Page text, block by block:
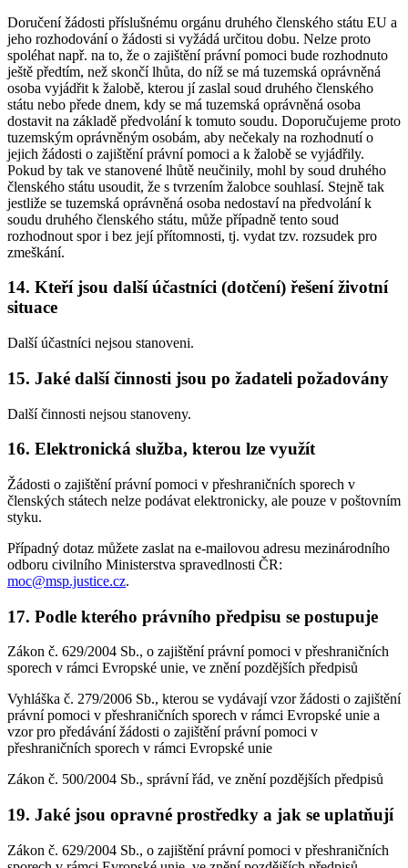
Doručení žádosti příslušnému orgánu druhého členského státu EU a
jeho rozhodování o žádosti si vyžádá určitou dobu. Nelze proto
spoléhat např. na to, že o zajištění právní pomoci bude rozhodnuto
ještě předtím, než skončí lhůta, do níž se má tuzemská oprávněná
osoba vyjádřit k žalobě, kterou jí zaslal soud druhého členského
státu nebo přede dnem, kdy se má tuzemská oprávněná osoba
dostavit na základě předvolání k tomuto soudu. Doporučujeme proto
tuzemským oprávněným osobám, aby nečekaly na rozhodnutí o
jejich žádosti o zajištění právní pomoci a k žalobě se vyjádřily.
Pokud by tak ve stanovené lhůtě neučinily, mohl by soud druhého
členského státu usoudit, že s tvrzením žalobce souhlasí. Stejně tak
jestliže se tuzemská oprávněná osoba nedostaví na předvolání k
soudu druhého členského státu, může případně tento soud
rozhodnout spor i bez její přítomnosti, tj. vydat tzv. rozsudek pro
zmeškání.
14. Kteří jsou další účastníci (dotčení) řešení životní
situace
Další účastníci nejsou stanoveni.
15. Jaké další činnosti jsou po žadateli požadovány
Další činnosti nejsou stanoveny.
16. Elektronická služba, kterou lze využít
Žádosti o zajištění právní pomoci v přeshraničních sporech v
členských státech nelze podávat elektronicky, ale pouze v poštovním
styku.
Případný dotaz můžete zaslat na e-mailovou adresu mezinárodního
odboru civilního Ministerstva spravedlnosti ČR:
moc@msp.justice.cz.
17. Podle kterého právního předpisu se postupuje
Zákon č. 629/2004 Sb., o zajištění právní pomoci v přeshraničních
sporech v rámci Evropské unie, ve znění pozdějších předpisů
Vyhláška č. 279/2006 Sb., kterou se vydávají vzor žádosti o zajištění
právní pomoci v přeshraničních sporech v rámci Evropské unie a
vzor pro předávání žádosti o zajištění právní pomoci v
přeshraničních sporech v rámci Evropské unie
Zákon č. 500/2004 Sb., správní řád, ve znění pozdějších předpisů
19. Jaké jsou opravné prostředky a jak se uplatňují
Zákon č. 629/2004 Sb., o zajištění právní pomoci v přeshraničních